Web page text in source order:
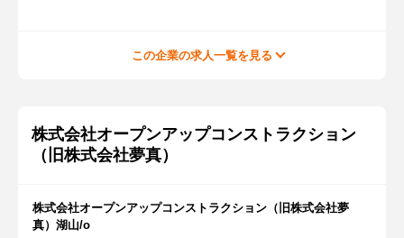
この企業の求人一覧を見る
株式会社オープンアップコンストラクション
（旧株式会社夢真）
株式会社オープンアップコンストラクション（旧株式会社夢
真）湖山/o